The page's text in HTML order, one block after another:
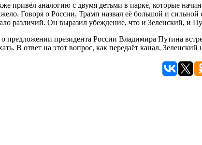
привёл аналогию с двумя детьми в парке, которые
Говоря о России, Трамп назвал её большой и
различий. Он выразил убеждение, что и Зеленский, и
предложении президента России Владимира Путина
В ответ на этот вопрос, как передаёт канал,